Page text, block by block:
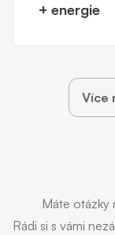
+ energie
Více
Máte otázky
Rádi si s vámi